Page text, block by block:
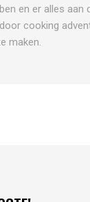
en er alles aan
cooking
maken.